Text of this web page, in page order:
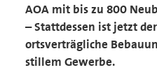
AOA mit bis zu 800
– Stattdessen ist jetzt
ortsverträgliche
stillem Gewerbe.